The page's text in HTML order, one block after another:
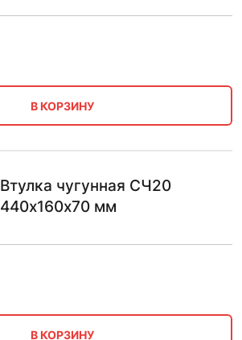
В КОРЗИНУ
Втулка чугунная СЧ20
440х160х70 мм
В КОРЗИНУ